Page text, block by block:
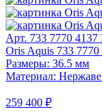
Арт. 733 7770 4137
Oris Aquis 733
Размеры: 36.5 мм
Материал:
259 400 ₽